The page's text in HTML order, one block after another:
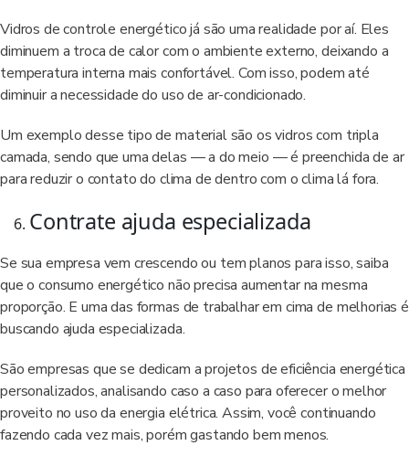
Vidros de controle energético já são uma realidade por aí. Eles
diminuem a troca de calor com o ambiente externo, deixando a
temperatura interna mais confortável. Com isso, podem até
diminuir a necessidade do uso de ar-condicionado.
Um exemplo desse tipo de material são os vidros com tripla
camada, sendo que uma delas — a do meio — é preenchida de ar
para reduzir o contato do clima de dentro com o clima lá fora.
Contrate ajuda especializada
Se sua empresa vem crescendo ou tem planos para isso, saiba
que o consumo energético não precisa aumentar na mesma
proporção. E uma das formas de trabalhar em cima de melhorias é
buscando ajuda especializada.
São empresas que se dedicam a projetos de eficiência energética
personalizados, analisando caso a caso para oferecer o melhor
proveito no uso da energia elétrica. Assim, você continuando
fazendo cada vez mais, porém gastando bem menos.